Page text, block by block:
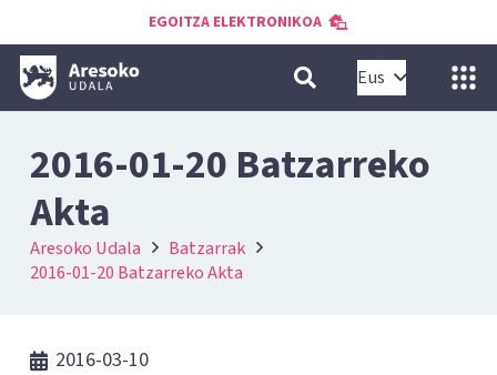
EGOITZA ELEKTRONIKOA
Eus
2016-01-20 Batzarreko
Akta
Aresoko Udala
Batzarrak
2016-01-20 Batzarreko Akta
2016-03-10